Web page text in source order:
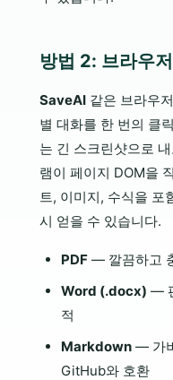
방법 2: 브라우
SaveAI 같은 브라우
별 대화를 한 번의 클
는 긴 스크린샷으로
램이 페이지 DOM을
트, 이미지, 수식을 포
시 얻을 수 있습니다.
PDF — 깔끔하고
Word (.docx) —
적
Markdown — 가
GitHub와 호환